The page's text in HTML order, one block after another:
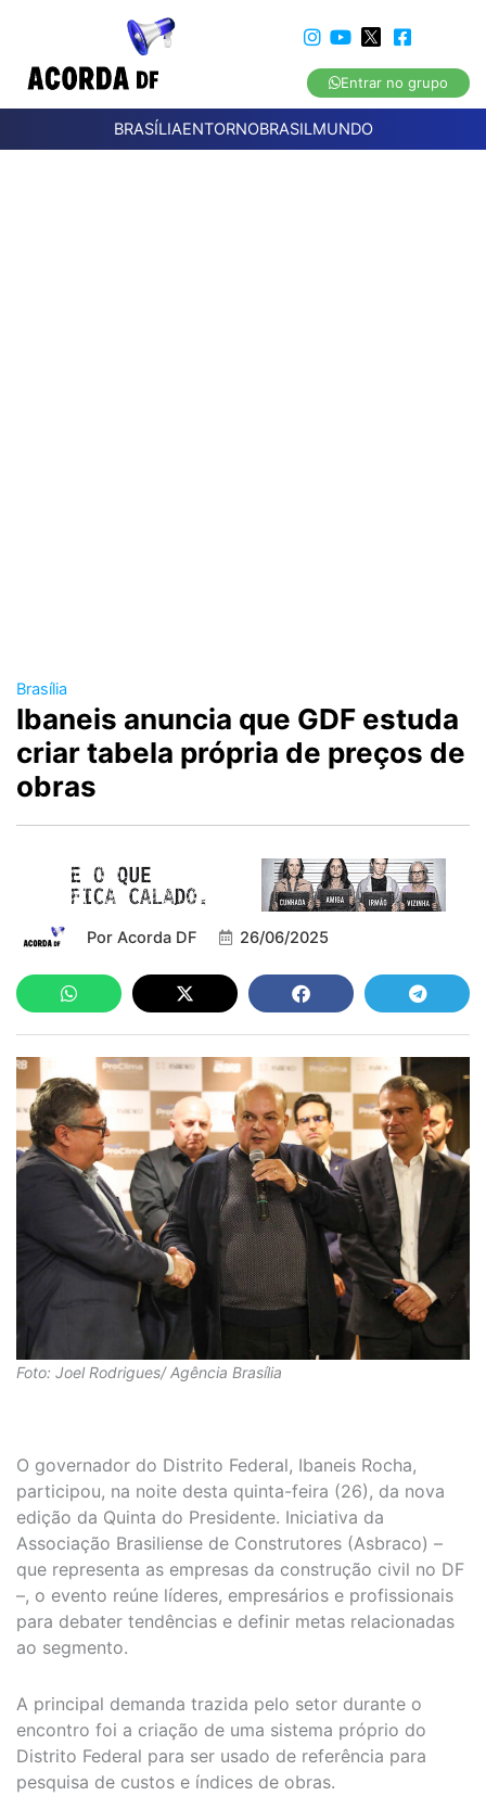
Entrar no grupo
BRASÍLIAENTORNOBRASILMUNDO
Brasília
Ibaneis anuncia que GDF estuda
criar tabela própria de preços de
obras
Por Acorda DF 26/06/2025
Foto: Joel Rodrigues/ Agência Brasília
O governador do Distrito Federal, Ibaneis Rocha,
participou, na noite desta quinta-feira (26), da nova
edição da Quinta do Presidente. Iniciativa da
Associação Brasiliense de Construtores (Asbraco) –
que representa as empresas da construção civil no DF
–, o evento reúne líderes, empresários e profissionais
para debater tendências e definir metas relacionadas
ao segmento.
A principal demanda trazida pelo setor durante o
encontro foi a criação de uma sistema próprio do
Distrito Federal para ser usado de referência para
pesquisa de custos e índices de obras.